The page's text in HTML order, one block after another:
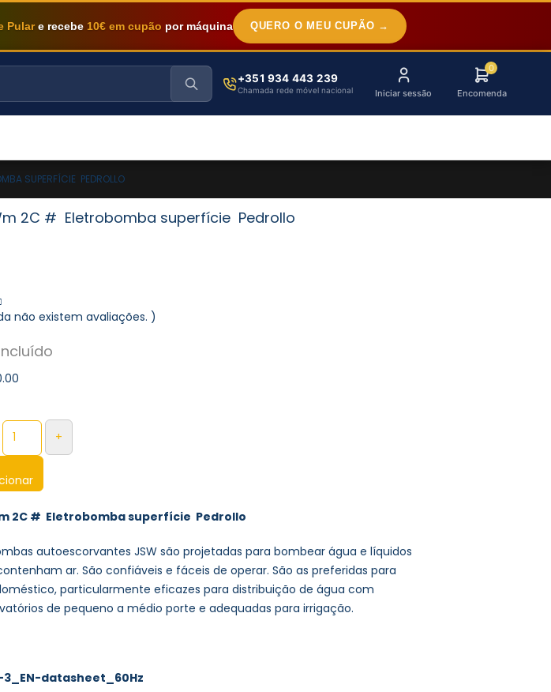
Pulare recebe 10€ em cupão por máquina QUERO O MEU CUPÃO →
+351 934 443 239
Chamada rede móvel nacional Iniciar sessão
0
Encomenda
SUPERFÍCIE PEDROLLO
2C # Eletrobomba superfície Pedrollo
5não existem avaliações. )
+
2C # Eletrobomba superfície Pedrollo
autoescorvantes JSW são projetadas para bombear água e líquidos
ar. São confiáveis ​​e fáceis de operar. São as preferidas para
particularmente eficazes para distribuição de água com
de pequeno a médio porte e adequadas para irrigação.
3_EN-datasheet_60Hz